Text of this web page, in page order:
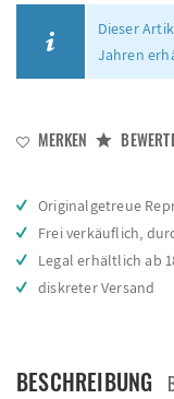
Dieser
Jahren
MERKEN
Originalgetreue
Frei verkäuflich,
Legal erhältlich ab
diskreter Versand
BESCHREIBUNG